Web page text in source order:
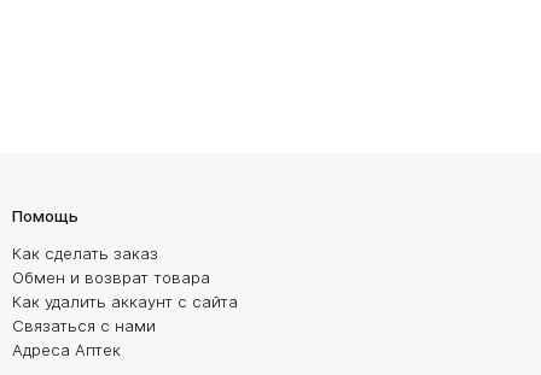
Помощь
Как сделать заказ
Обмен и возврат товара
Как удалить аккаунт с сайта
Связаться с нами
Адреса Аптек